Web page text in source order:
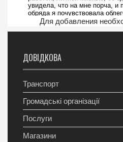
Для добавления
ДОВІДКОВА
Транспорт
Громадські організації
Послуги
Магазини